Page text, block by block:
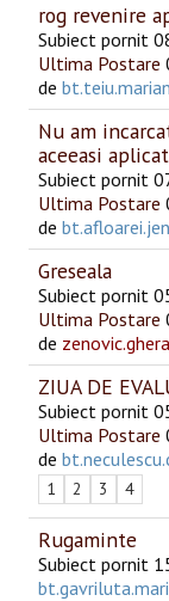
rog revenire
Subiect pornit
Ultima Postare
de
Nu am
aceeasi
Subiect pornit
Ultima Postare
de
Greseala
Subiect pornit
Ultima Postare
de
ZIUA DE
Subiect pornit
Ultima Postare
de
1 2 3 4
Rugaminte
Subiect pornit